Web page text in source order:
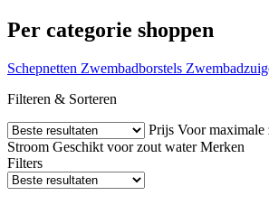
Per categorie shoppen
Schepnetten Zwembadborstels
Filteren & Sorteren
Prijs Voor maximale
Stroom Geschikt voor zout water Merken
Filters